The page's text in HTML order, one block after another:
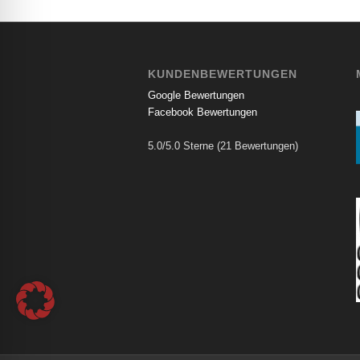
KUNDENBEWERTUNGEN
Google Bewertungen
Facebook Bewertungen
5.0/5.0 Sterne (21 Bewertungen)